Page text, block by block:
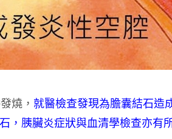
燒， 就醫檢查發現為膽囊結石造
，胰臟炎症狀與血清學檢查亦有